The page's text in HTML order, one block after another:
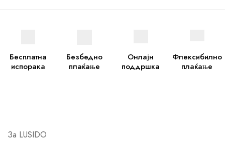
Бесплатна
испорака
Безбедно
плаќање
Онлајн
поддршка
Флексибилно
плаќање
За LUSIDO